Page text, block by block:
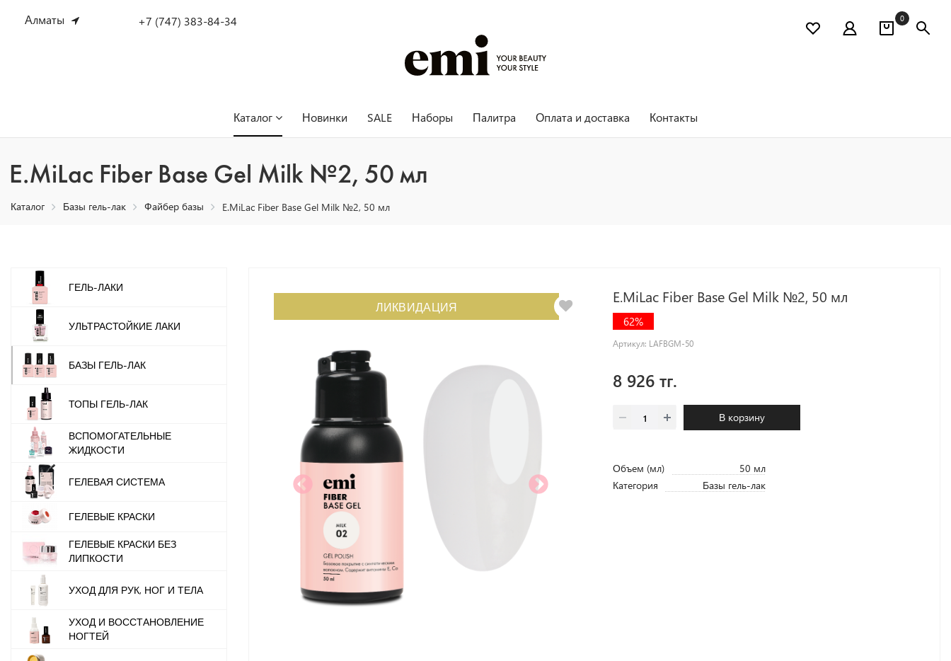
Алматы +7 (747) 383-84-34 0
Каталог Новинки SALE Наборы Палитра Оплата и доставка Контакты
E.MiLac Fiber Base Gel Milk №2, 50 мл
Каталог Базы гель-лак Файбер базы E.MiLac Fiber Base Gel Milk №2, 50 мл
ЛИКВИДАЦИЯ
E.MiLac Fiber Base Gel Milk №2, 50 мл
62%
Артикул: LAFBGM-50
8 926 тг.
В корзину
Объем (мл)
50 мл
Категория
Базы гель-лак
ГЕЛЬ-ЛАКИ
УЛЬТРАСТОЙКИЕ ЛАКИ
БАЗЫ ГЕЛЬ-ЛАК
ТОПЫ ГЕЛЬ-ЛАК
ВСПОМОГАТЕЛЬНЫЕ
ЖИДКОСТИ
ГЕЛЕВАЯ СИСТЕМА
ГЕЛЕВЫЕ КРАСКИ
ГЕЛЕВЫЕ КРАСКИ БЕЗ
ЛИПКОСТИ
УХОД ДЛЯ РУК, НОГ И ТЕЛА
УХОД И ВОССТАНОВЛЕНИЕ
НОГТЕЙ